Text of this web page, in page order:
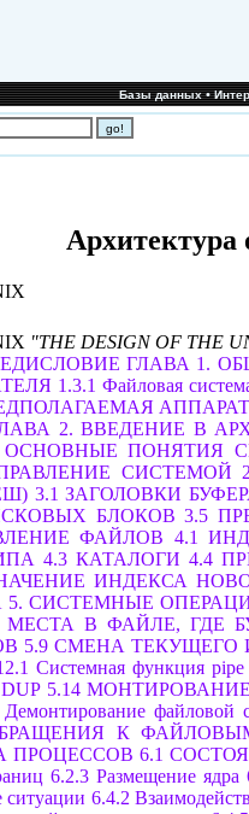
Базы данных•
"THE DESIGN OF THE
ГЛАВА 1.
1.3.1 Файловая
2. ВВЕДЕНИЕ В
ОСНОВНЫЕ ПОНЯТИЯ
СИСТЕМОЙ
3.1 ЗАГОЛОВКИ
БЛОКОВ 3.5
ФАЙЛОВ 4.1
4.3 КАТАЛОГИ 4.4
ИНДЕКСА
5. СИСТЕМНЫЕ
МЕСТА В ФАЙЛЕ, ГДЕ
5.9 СМЕНА ТЕКУЩЕГО
Системная функция pipе
5.14
Демонтирование файловой
К
ПРОЦЕССОВ 6.1
6.2.3 Размещение ядра
6.4.2